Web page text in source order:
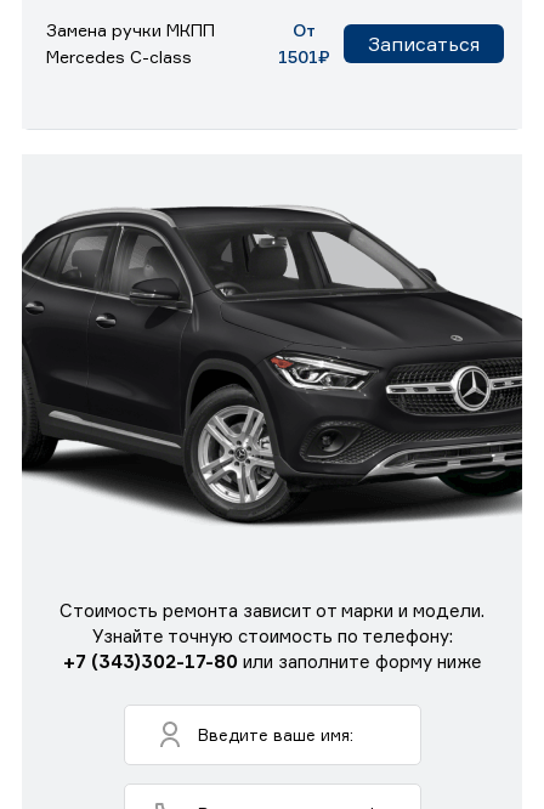
Замена ручки МКПП
Mercedes C-class
От
1501₽
Записаться
Стоимость ремонта зависит от марки и модели.
Узнайте точную стоимость по телефону:
+7 (343)302-17-80 или заполните форму ниже